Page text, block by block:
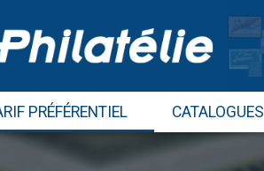
PRÉFÉRENTIEL CATALOGUES